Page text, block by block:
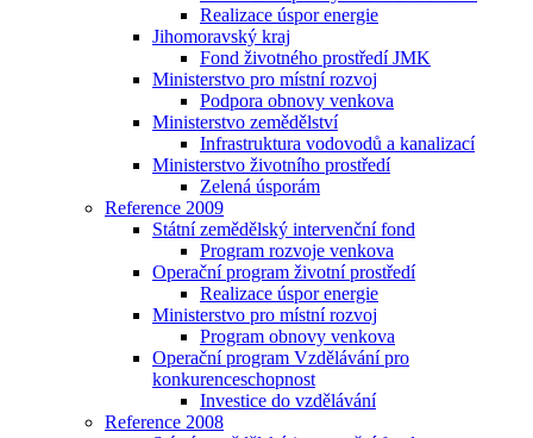
Realizace úspor energie
Jihomoravský kraj
Fond životného prostředí JMK
Ministerstvo pro místní rozvoj
Podpora obnovy venkova
Ministerstvo zemědělství
Infrastruktura vodovodů a kanalizací
Ministerstvo životního prostředí
Zelená úsporám
Reference 2009
Státní zemědělský intervenční fond
Program rozvoje venkova
Operační program životní prostředí
Realizace úspor energie
Ministerstvo pro místní rozvoj
Program obnovy venkova
Operační program Vzdělávání pro
konkurenceschopnost
Investice do vzdělávání
Reference 2008